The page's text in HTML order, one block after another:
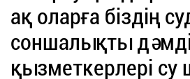
ақ оларға біздің
соншалықты
қызметкерлері